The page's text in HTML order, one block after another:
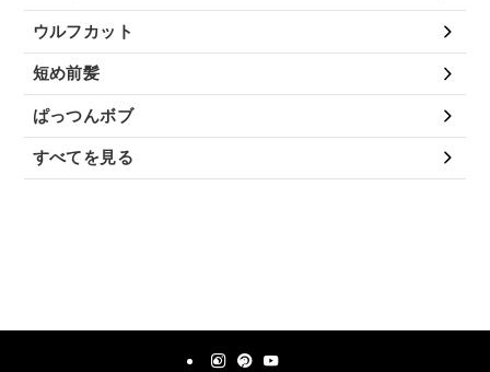
ウルフカット
短め前髪
ぱっつんボブ
すべてを見る